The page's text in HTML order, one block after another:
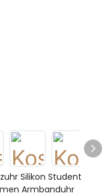
Silikon Student
Armbanduhr